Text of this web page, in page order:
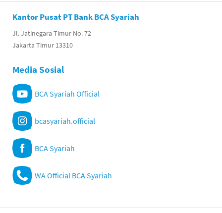
Kantor Pusat PT Bank BCA Syariah
Jl. Jatinegara Timur No. 72
Jakarta Timur 13310
Media Sosial
BCA Syariah Official
bcasyariah.official
BCA Syariah
WA Official BCA Syariah